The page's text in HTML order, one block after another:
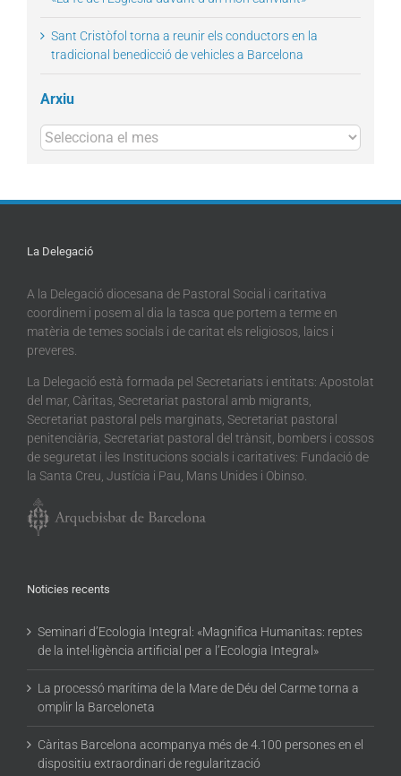
Sant Cristòfol torna a reunir els conductors en la
tradicional benedicció de vehicles a Barcelona
Arxiu
Arxius
La Delegació
A la Delegació diocesana de Pastoral Social i caritativa
coordinem i posem al dia la tasca que portem a terme en
matèria de temes socials i de caritat els religiosos, laics i
preveres.
La Delegació està formada pel Secretariats i entitats: Apostolat
del mar, Càritas, Secretariat pastoral amb migrants,
Secretariat pastoral pels marginats, Secretariat pastoral
penitenciària, Secretariat pastoral del trànsit, bombers i cossos
de seguretat i les Institucions socials i caritatives: Fundació de
la Santa Creu, Justícia i Pau, Mans Unides i Obinso.
Noticies recents
Seminari d’Ecologia Integral: «Magnifica Humanitas: reptes
de la intel·ligència artificial per a l’Ecologia Integral»
La processó marítima de la Mare de Déu del Carme torna a
omplir la Barceloneta
Càritas Barcelona acompanya més de 4.100 persones en el
dispositiu extraordinari de regularització